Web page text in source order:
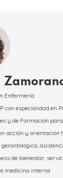
Enfermería
con especialidad en
y de Formación
acción y orientación
de bienestar,
medicina interna